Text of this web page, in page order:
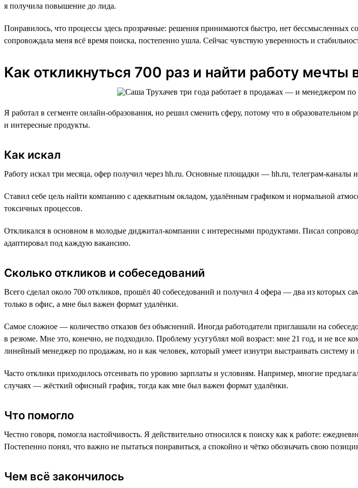
я получила повышение до лида.
Понравилось, что процессы здесь прозрачные: решения принимаются быстро, нет бессмысленных
сопровождала меня всё время поиска, постепенно ушла. Сейчас чувствую уверенность и
Как откликнуться 700 раз и найти работу мечты
Я работал в сегменте онлайн-образования, но решил сменить сферу, потому что в образовательном
и интересные продукты.
Как искал
Работу искал три месяца, офер получил через hh.ru. Основные площадки — hh.ru, телеграм-каналы
Ставил себе цель найти компанию с адекватным окладом, удалённым графиком и нормальной
токсичных процессов.
Откликался в основном в молодые диджитал-компании с интересными продуктами. Писал
адаптировал под каждую вакансию.
Сколько откликов и собеседований
Всего сделал около 700 откликов, прошёл 40 собеседований и получил 4 офера — два из которых
только в офис, а мне был важен формат удалёнки.
Самое сложное — количество отказов без объяснений. Иногда работодатели приглашали на
в резюме. Мне это, конечно, не подходило. Проблему усугублял мой возраст: мне 21 год, и не все
линейный менеджер по продажам, но и как человек, который умеет изнутри выстраивать систему
Часто отклики приходилось отсеивать по уровню зарплаты и условиям. Например, многие
случаях — жёсткий офисный график, тогда как мне был важен формат удалёнки.
Что помогло
Честно говоря, помогла настойчивость. Я действительно относился к поиску как к работе:
Постепенно понял, что важно не пытаться понравиться, а спокойно и чётко обозначать свою
Чем всё закончилось